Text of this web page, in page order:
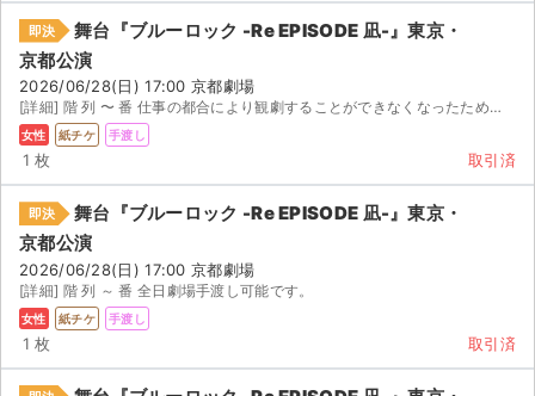
即決
舞台『ブルーロック -Re EPISODE 凪-』東京・
京都公演
2026/06/28(日) 17:00 京都劇場
[詳細] 階 列 〜 番 仕事の都合により観劇することができなくなったため出品いたします。 当...
女性 紙チケ 手渡し
1 枚 取引済
即決
舞台『ブルーロック -Re EPISODE 凪-』東京・
京都公演
2026/06/28(日) 17:00 京都劇場
[詳細] 階 列 ～ 番 全日劇場手渡し可能です。
女性 紙チケ 手渡し
1 枚 取引済